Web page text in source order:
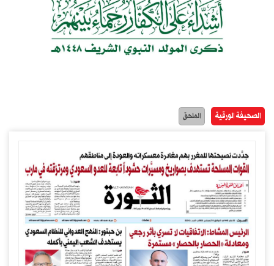
الصحيفة الورقية الملحق